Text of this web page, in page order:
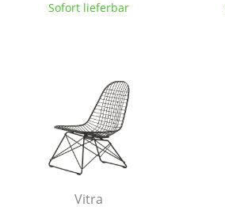
Schlafzimmer
Badezimmer
Stauraum
Balkon & Garten
Sofort lieferbar
Vitra